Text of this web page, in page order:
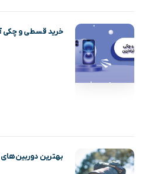
خرید قسطی و چکی آیفون ۱۶
بهترین